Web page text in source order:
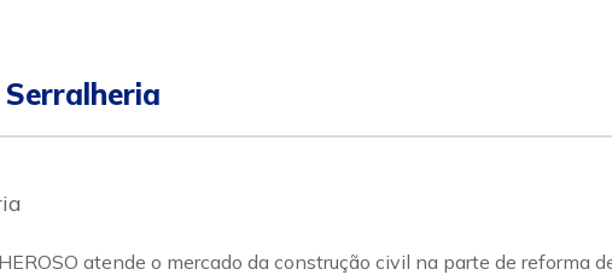
atende o mercado da construção civil na parte de reforma